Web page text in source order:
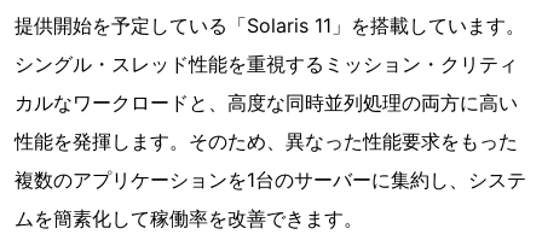
提供開始を予定している「Solaris 11」を搭載しています。
シングル・スレッド性能を重視するミッション・クリティ
カルなワークロードと、高度な同時並列処理の両方に高い
性能を発揮します。そのため、異なった性能要求をもった
複数のアプリケーションを1台のサーバーに集約し、システ
ムを簡素化して稼働率を改善できます。